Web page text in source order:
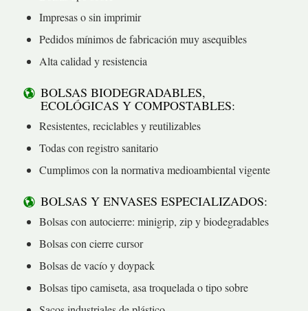
Impresas o sin imprimir
Pedidos mínimos de fabricación muy asequibles
Alta calidad y resistencia
BOLSAS BIODEGRADABLES,
ECOLÓGICAS Y COMPOSTABLES:
Resistentes, reciclables y reutilizables
Todas con registro sanitario
Cumplimos con la normativa medioambiental vigente
BOLSAS Y ENVASES ESPECIALIZADOS:
Bolsas con autocierre: minigrip, zip y biodegradables
Bolsas con cierre cursor
Bolsas de vacío y doypack
Bolsas tipo camiseta, asa troquelada o tipo sobre